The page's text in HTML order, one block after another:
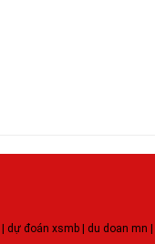
| dự đoán xsmb | du doan mn |